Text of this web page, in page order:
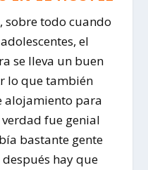
sobre todo cuando
el
se lleva un buen
lo que también
alojamiento para
fue genial
bastante gente
después hay que